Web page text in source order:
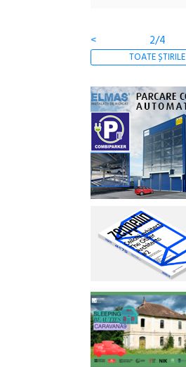
<
2/4
TOATE ȘTIRILE